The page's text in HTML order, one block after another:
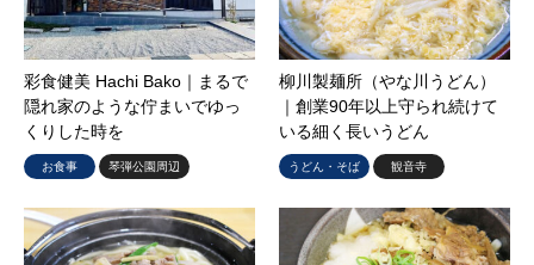
彩食健美 Hachi Bako｜まるで
隠れ家のような佇まいでゆっ
くりした時を
お食事 琴弾公園周辺
柳川製麺所（やな川うどん）
｜創業90年以上守られ続けて
いる細く長いうどん
うどん・そば 観音寺